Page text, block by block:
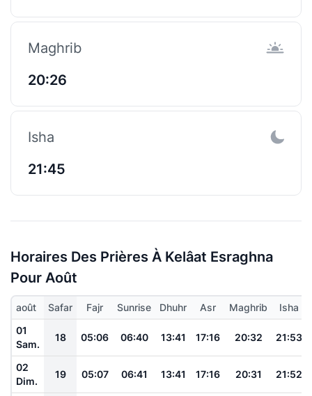
Maghrib
20:26
Isha
21:45
Horaires Des Prières À Kelâat Esraghna
Pour Août
août Safar Fajr Sunrise Dhuhr Asr Maghrib
Isha
01
Sam.
18 05:06 06:40 13:41 17:16 20:32 21:53
02
Dim.
19 05:07 06:41 13:41 17:16 20:31 21:52